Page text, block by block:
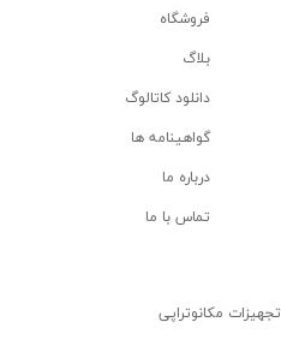
فروشگاه
بلاگ
دانلود کاتالوگ
گواهینامه ها
درباره ما
تماس با ما
تجهیزات مکانوتراپی